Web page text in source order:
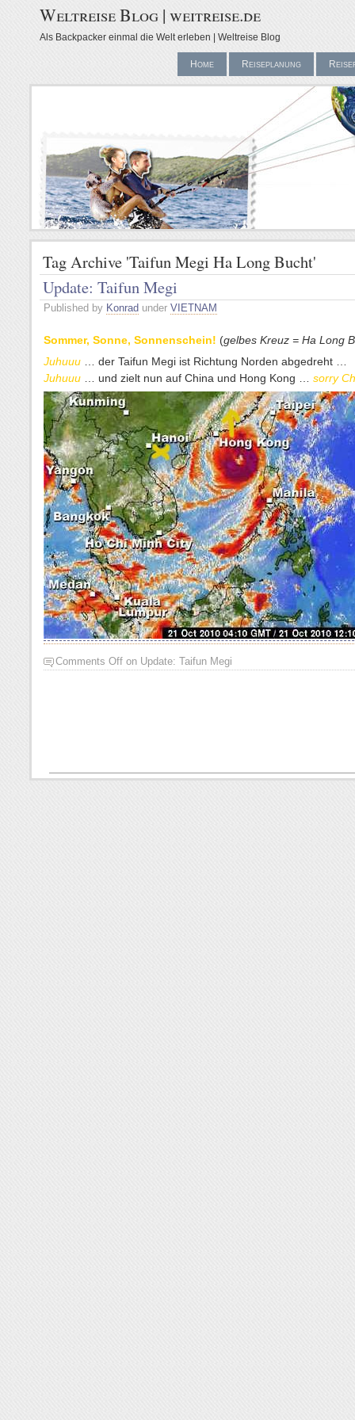
Weltreise Blog | weitreise.de
Als Backpacker einmal die Welt erleben | Weltreise Blog
Home Reiseplanung
Tag Archive 'Taifun Megi Ha Long Bucht'
Update: Taifun Megi
Published by Konrad under VIETNAM
Sommer, Sonne, Sonnenschein! (gelbes Kreuz = Ha Long
Juhuuu
… der Taifun Megi ist Richtung Norden abgedreht …
Juhuuu
… und zielt nun auf China und Hong Kong … sorry
Comments Off on Update: Taifun Megi